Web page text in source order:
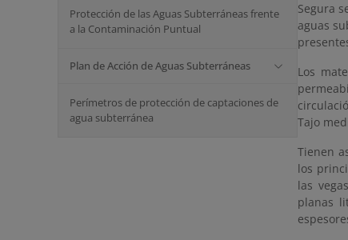
Protección de las Aguas Subterráneas frente
a la Contaminación Puntual
Plan de Acción de Aguas Subterráneas
Perímetros de protección de captaciones de
agua subterránea
Segura
aguas
Los
Tajo
Tienen
los
las
planas